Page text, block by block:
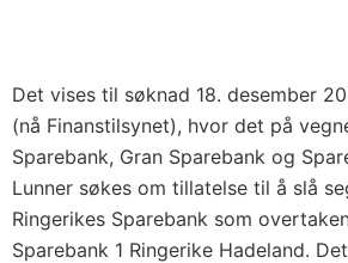
Det vises til søknad 18. desember
(nå Finanstilsynet), hvor det på
Sparebank, Gran Sparebank og
Lunner søkes om tillatelse til å slå
Ringerikes Sparebank som
Sparebank 1 Ringerike Hadeland.